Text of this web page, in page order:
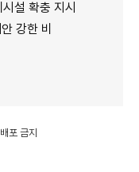
설 확충 지시
강한 비
포 금지